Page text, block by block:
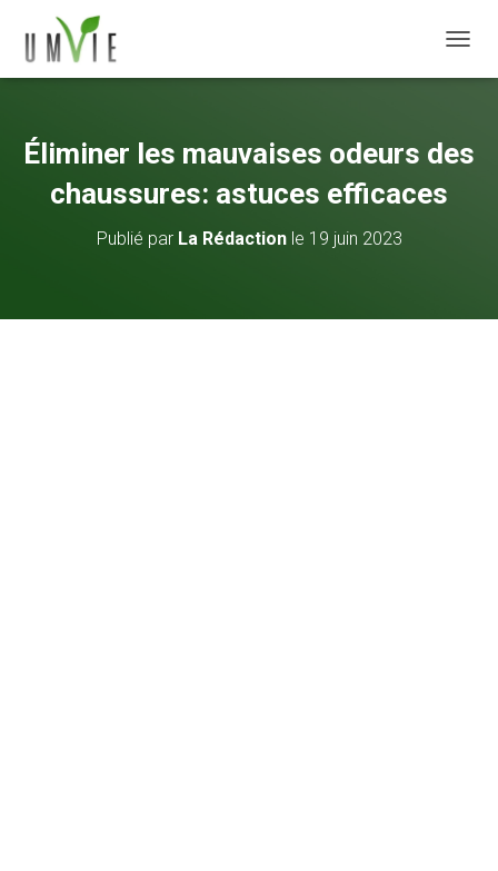
Éliminer les mauvaises odeurs des
chaussures: astuces efficaces
Publié par La Rédactionle 19 juin 2023